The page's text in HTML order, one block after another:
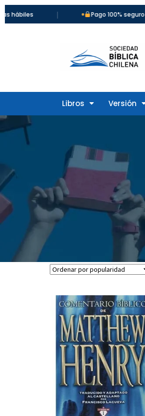
| Pago 100% seguro con Webpay
Libros Versión